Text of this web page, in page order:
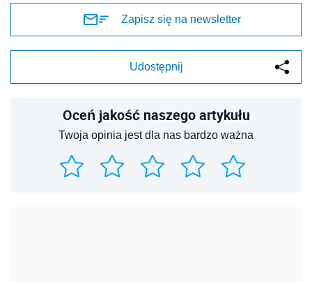
Zapisz się na newsletter
Udostępnij
Oceń jakość naszego artykułu
Twoja opinia jest dla nas bardzo ważna